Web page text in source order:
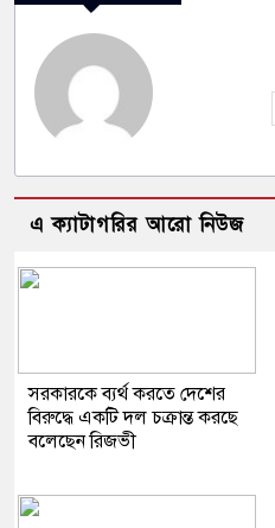
এ ক্যাটাগরির আরো নিউজ
সরকারকে ব্যর্থ করতে দেশের
বিরুদ্ধে একটি দল চক্রান্ত করছে
বলেছেন রিজভী